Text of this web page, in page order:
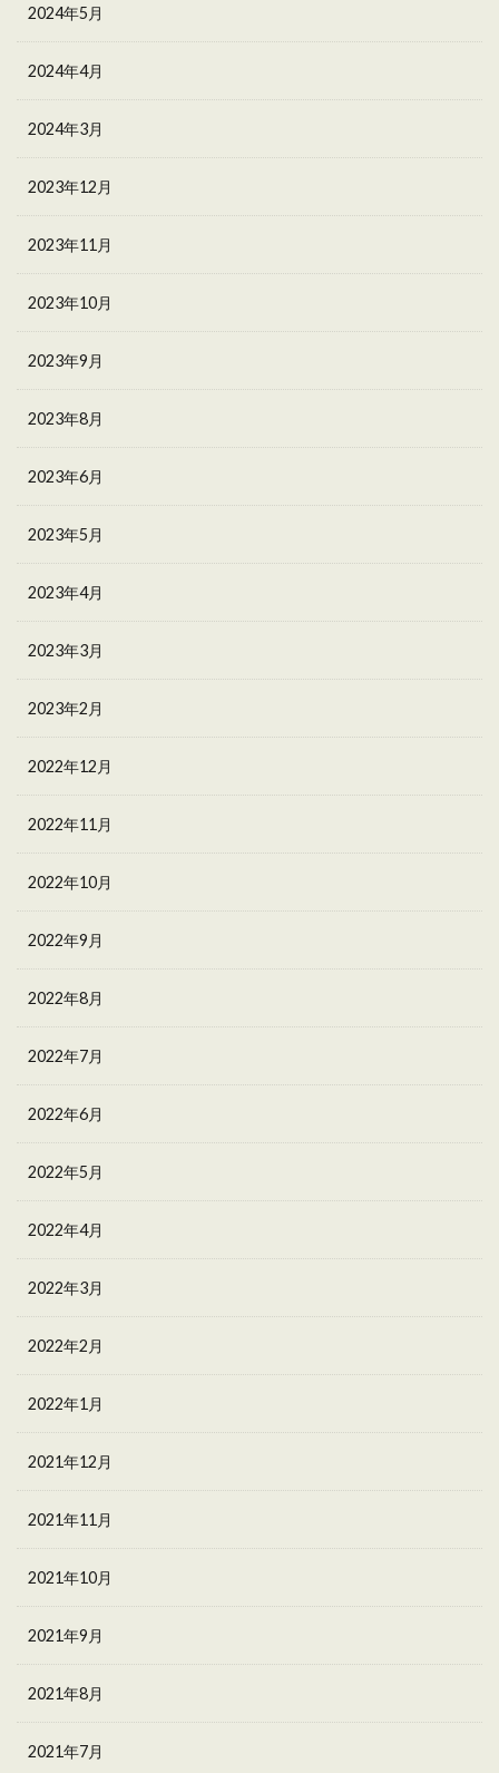
2024年5月
2024年4月
2024年3月
2023年12月
2023年11月
2023年10月
2023年9月
2023年8月
2023年6月
2023年5月
2023年4月
2023年3月
2023年2月
2022年12月
2022年11月
2022年10月
2022年9月
2022年8月
2022年7月
2022年6月
2022年5月
2022年4月
2022年3月
2022年2月
2022年1月
2021年12月
2021年11月
2021年10月
2021年9月
2021年8月
2021年7月